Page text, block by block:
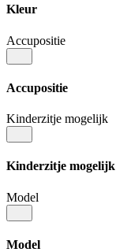
Kleur
Accupositie
Accupositie
Kinderzitje mogelijk
Kinderzitje mogelijk
Model
Model